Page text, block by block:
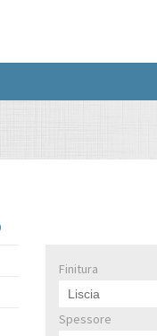
Finitura
Liscia
Spessore